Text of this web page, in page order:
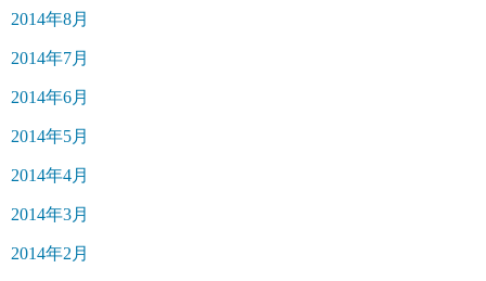
2014年8月
2014年7月
2014年6月
2014年5月
2014年4月
2014年3月
2014年2月